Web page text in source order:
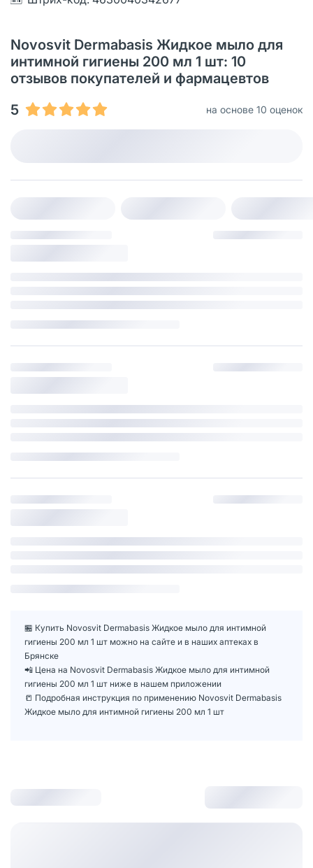
Novosvit Dermabasis Жидкое мыло для
интимной гигиены 200 мл 1 шт: 10
отзывов покупателей и фармацевтов
5
на основе 10 оценок
🏪 Купить Novosvit Dermabasis Жидкое мыло для интимной
гигиены 200 мл 1 шт можно на сайте и в наших аптеках в
Брянске
📲 Цена на Novosvit Dermabasis Жидкое мыло для интимной
гигиены 200 мл 1 шт ниже в нашем приложении
📒 Подробная инструкция по применению Novosvit Dermabasis
Жидкое мыло для интимной гигиены 200 мл 1 шт